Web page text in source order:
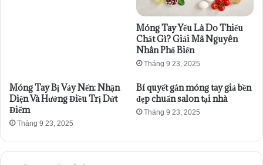
Móng Tay Yếu Là Do Thiếu
Chất Gì? Giải Mã Nguyên
Nhân Phổ Biến
Tháng 9 23, 2025
Móng Tay Bị Vảy Nến: Nhận
Diện Và Hướng Điều Trị Dứt
Điểm
Tháng 9 23, 2025
Bí quyết gắn móng tay giả bền
đẹp chuẩn salon tại nhà
Tháng 9 23, 2025